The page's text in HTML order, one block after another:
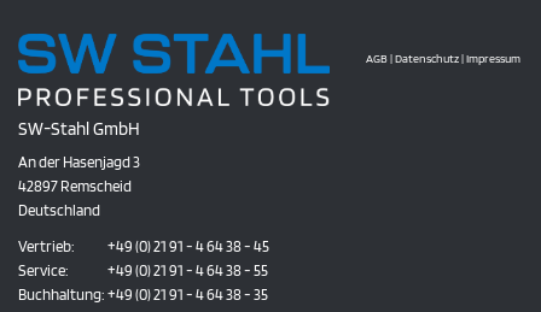
AGB|Datenschutz|Impressum
SW-Stahl GmbH
An der Hasenjagd 3
42897 Remscheid
Deutschland
Vertrieb:
+49 (0) 21 91 - 4 64 38 - 45
Service:
+49 (0) 21 91 - 4 64 38 - 55
Buchhaltung: +49 (0) 21 91 - 4 64 38 - 35